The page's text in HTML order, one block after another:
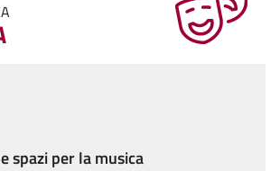
spazi per la musica